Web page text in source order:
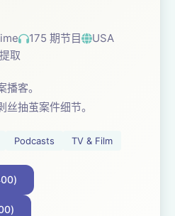
175 期节目
USA
取
客。
抽茧案件细节。
Podcasts TV & Film